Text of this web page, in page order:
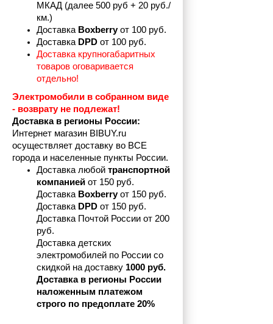
МКАД (далее 500 руб + 20 руб./
км.)
Доставка Boxberry от 100 руб.
Доставка DPD от 100 руб.
Доставка крупногабаритных
товаров оговаривается
отдельно!
Электромобили в собранном виде
- возврату не подлежат!
Доставка в регионы России:
Интернет магазин BIBUY.ru
осуществляет доставку во ВСЕ
города и населенные пункты России.
Доставка любой транспортной
компанией от 150 руб.
Доставка Boxberry от 150 руб.
Доставка DPD от 150 руб.
Доставка Почтой России от 200
руб.
Доставка детских
электромобилей по России со
скидкой на доставку 1000 руб.
Доставка в регионы России
наложенным платежом
строго по предоплате 20%